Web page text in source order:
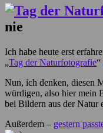
nie
Ich habe heute erst
„Tag der Naturfotografie“
Nun, ich denken, diesen
würdigen, also hier mein
bei Bildern aus der Natur
Außerdem – gestern